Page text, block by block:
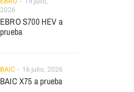
2026
EBRO S700 HEV a
prueba
BAIC 16 julio, 2026
BAIC X75 a prueba